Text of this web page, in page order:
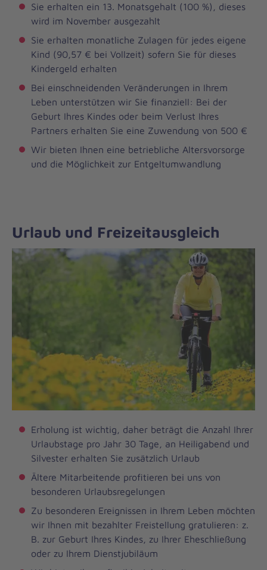
Sie erhalten ein 13. Monatsgehalt (100 %), dieses
wird im November ausgezahlt
Sie erhalten monatliche Zulagen für jedes eigene
Kind (90,57 € bei Vollzeit) sofern Sie für dieses
Kindergeld erhalten
Bei einschneidenden Veränderungen in Ihrem
Leben unterstützen wir Sie finanziell: Bei der
Geburt Ihres Kindes oder beim Verlust Ihres
Partners erhalten Sie eine Zuwendung von 500 €
Wir bieten Ihnen eine betriebliche Altersvorsorge
und die Möglichkeit zur Entgeltumwandlung
Urlaub und Freizeitausgleich
Erholung ist wichtig, daher beträgt die Anzahl Ihrer
Urlaubstage pro Jahr 30 Tage, an Heiligabend und
Silvester erhalten Sie zusätzlich Urlaub
Ältere Mitarbeitende profitieren bei uns von
besonderen Urlaubsregelungen
Zu besonderen Ereignissen in Ihrem Leben möchten
wir Ihnen mit bezahlter Freistellung gratulieren: z.
B. zur Geburt Ihres Kindes, zu Ihrer Eheschließung
oder zu Ihrem Dienstjubiläum